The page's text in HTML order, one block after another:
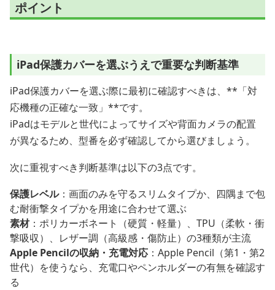
ポイント
iPad保護カバーを選ぶうえで重要な判断基準
iPad保護カバーを選ぶ際に最初に確認すべきは、**「対
応機種の正確な一致」**です。
iPadはモデルと世代によってサイズや背面カメラの配置
が異なるため、型番を必ず確認してから選びましょう。
次に重視すべき判断基準は以下の3点です。
保護レベル：画面のみを守るスリムタイプか、四隅まで包
む耐衝撃タイプかを用途に合わせて選ぶ
素材：ポリカーボネート（硬質・軽量）、TPU（柔軟・衝
撃吸収）、レザー調（高級感・傷防止）の3種類が主流
Apple Pencilの収納・充電対応 ：Apple Pencil（第1・第2
世代）を使うなら、充電口やペンホルダーの有無を確認す
る